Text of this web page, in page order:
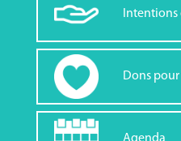
Intentions
Dons
Agenda